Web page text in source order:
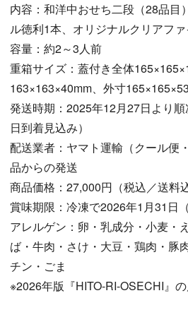
内容：和洋中おせち二段（28品目
ル徳利1本、オリジナルクリアフ
容量：約2～3人前
重箱サイズ：蓋付き全体
163×163×40mm、外寸
発送時期：2025年12月27日より
日到着見込み）
配送業者：ヤマト運輸（クール便
品からの発送
商品価格：27,000円（税込／送料
賞味期限：冷凍で2026年1月31日（
アレルゲン：卵・乳成分・小麦・
ば・牛肉・さけ・大豆・鶏肉・豚
チン・ごま
※2026年版『HITO-RI-OSECHI』の